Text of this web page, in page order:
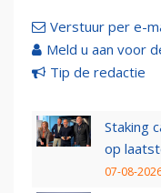
Verstuur per e-
Meld u aan voor
Tip de redactie
Staking
op
07-08-